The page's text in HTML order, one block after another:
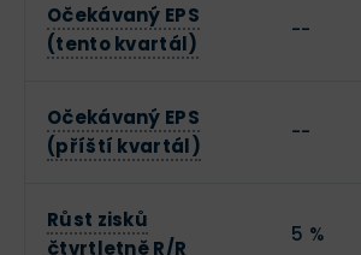
Očekávaný EPS
(tento kvartál)
--
Očekávaný EPS
(příští kvartál)
--
Růst zisků
čtvrtletně R/R
5 %